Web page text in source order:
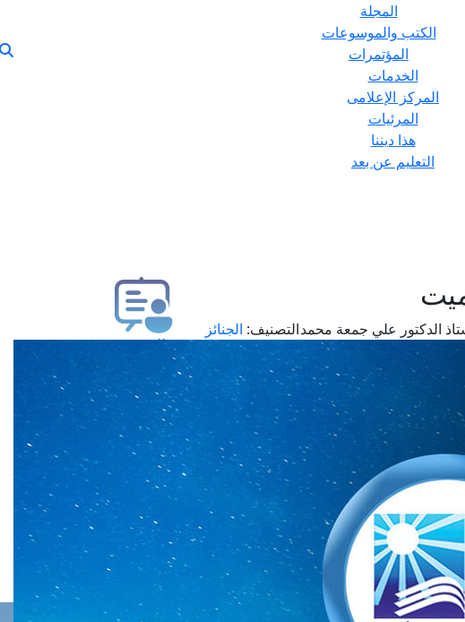
المجلة
الكتب والموسوعات
المؤتمرات
الخدمات
المركز الإعلامى
المرئيات
هذا ديننا
التعليم عن بعد
الدكتور علي جمعة محمدالتصنيف: الجنائز
طلب فتوى
استعلام عن فتوى
حجز موعد
الفتوى الهاتفية